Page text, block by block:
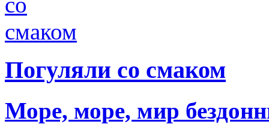
Погуляли со смаком
Море, море, мир